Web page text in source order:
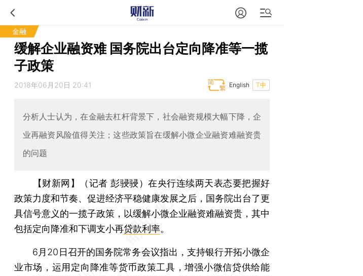
金融
缓解企业融资难 国务院出台定向降准等一揽
子政策
2018年06月20日 20:41 T中
English
分析人士认为，在金融去杠杆背景下，社会融资规模大幅下降，企
业再融资风险值得关注；这些政策旨在缓解小微企业融资难融资贵
的问题
【财新网】（记者 彭骎骎）在央行连续两天表态要把握好
政策力度和节奏、促进经济平稳健康发展之后，国务院出台了更
具信号意义的一揽子政策，以缓解小微企业融资难融资贵，其中
包括定向降准和下调支小再贷款利率。
6月20日召开的国务院常务会议指出，支持银行开拓小微企
业市场，运用定向降准等货币政策工具，增强小微信贷供给能